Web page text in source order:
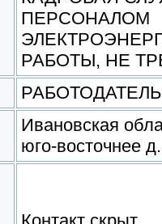
ПЕРСОНАЛОМ
РАБОТЫ, НЕ
РАБОТОДАТЕЛЬ
Ивановская
юго-восточнее